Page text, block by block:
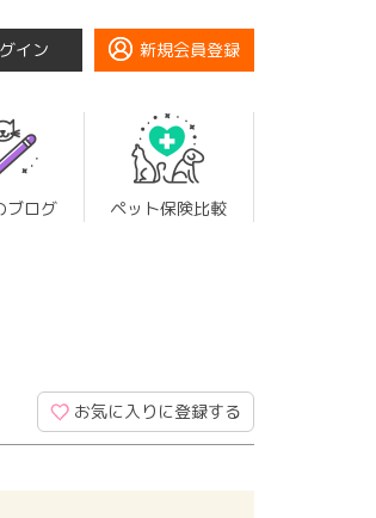
イン 新規会員登録
ブログ ペット保険比較
お気に入りに登録する